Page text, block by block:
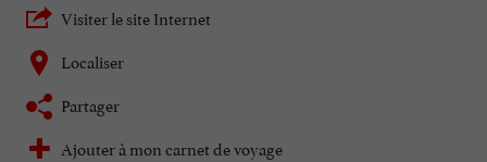
Visiter le site Internet
Localiser
Partager
Ajouter à mon carnet de voyage